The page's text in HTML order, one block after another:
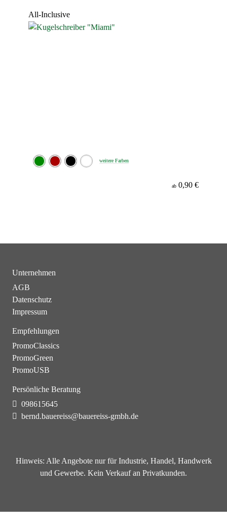
All-Inclusive
weitere Farben
ab 0,90 €
Unternehmen
AGB
Datenschutz
Impressum
Empfehlungen
PromoClassics
PromoGreen
PromoUSB
Persönliche Beratung
098615645
bernd.bauereiss@bauereiss-gmbh.de
Hinweis: Alle Angebote nur für Industrie, Handel, Handwerk
und Gewerbe. Kein Verkauf an Privatkunden.